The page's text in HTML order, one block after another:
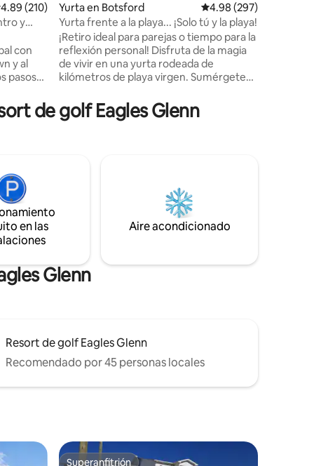
promedio: 4.89 de 5, 210 reseñas
4.89 (210)
y
con
y al
pasos
en
ha
de
un
Yurta en Botsford Calificación promedio:
4.98 (297)
Yurta frente a la playa... ¡Solo tú y la playa!
¡Retiro ideal para parejas o tiempo para la
reflexión personal! Disfruta de la magia
de vivir en una yurta rodeada de
kilómetros de playa virgen. Sumérgete
algunas de las aguas más cálidas al norte
de las Carolinas, busca vidrio marino y
amplia selección de música y juegos de
mesa, para que te dejes llevar por el
de golf Eagles Glenn
en las
Aire acondicionado
Glenn
Resort de golf Eagles Glenn
Recomendado por 45 personas locales
Superanfitrión